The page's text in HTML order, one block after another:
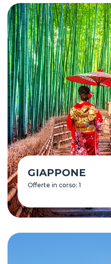
GIAPPONE
Offerte in corso: 1